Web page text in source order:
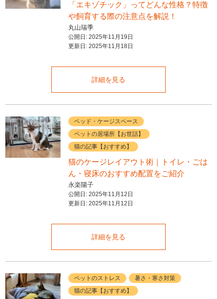
「エキゾチック」ってどんな性格？特徴
や飼育する際の注意点を解説！
丸山瑞季
公開日: 2025年11月19日
更新日: 2025年11月18日
詳細を見る
ベッド・ケージスペース
ペットの居場所【お世話】
猫の記事【おすすめ】
猫のケージレイアウト術｜トイレ・ごは
ん・寝床のおすすめ配置をご紹介
永楽陽子
公開日: 2025年11月12日
更新日: 2025年11月12日
詳細を見る
ペットのストレス
暑さ・寒さ対策
猫の記事【おすすめ】